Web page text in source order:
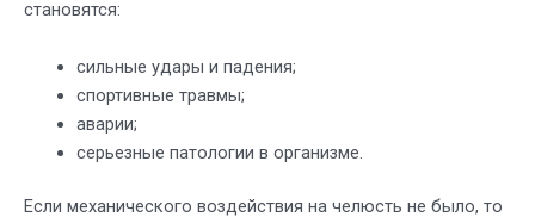
становятся:
сильные удары и падения;
спортивные травмы;
аварии;
серьезные патологии в организме.
Если механического воздействия на челюсть не было, то